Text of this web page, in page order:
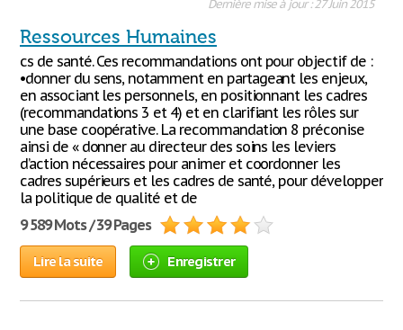
Dernière mise à jour : 27 Juin 2015
Ressources Humaines
cs de santé. Ces recommandations ont pour objectif de :
•donner du sens, notamment en partageant les enjeux,
en associant les personnels, en positionnant les cadres
(recommandations 3 et 4) et en clarifiant les rôles sur
une base coopérative. La recommandation 8 préconise
ainsi de « donner au directeur des soins les leviers
d’action nécessaires pour animer et coordonner les
cadres supérieurs et les cadres de santé, pour développer
la politique de qualité et de
9 589 Mots / 39 Pages
Lire la suite Enregistrer